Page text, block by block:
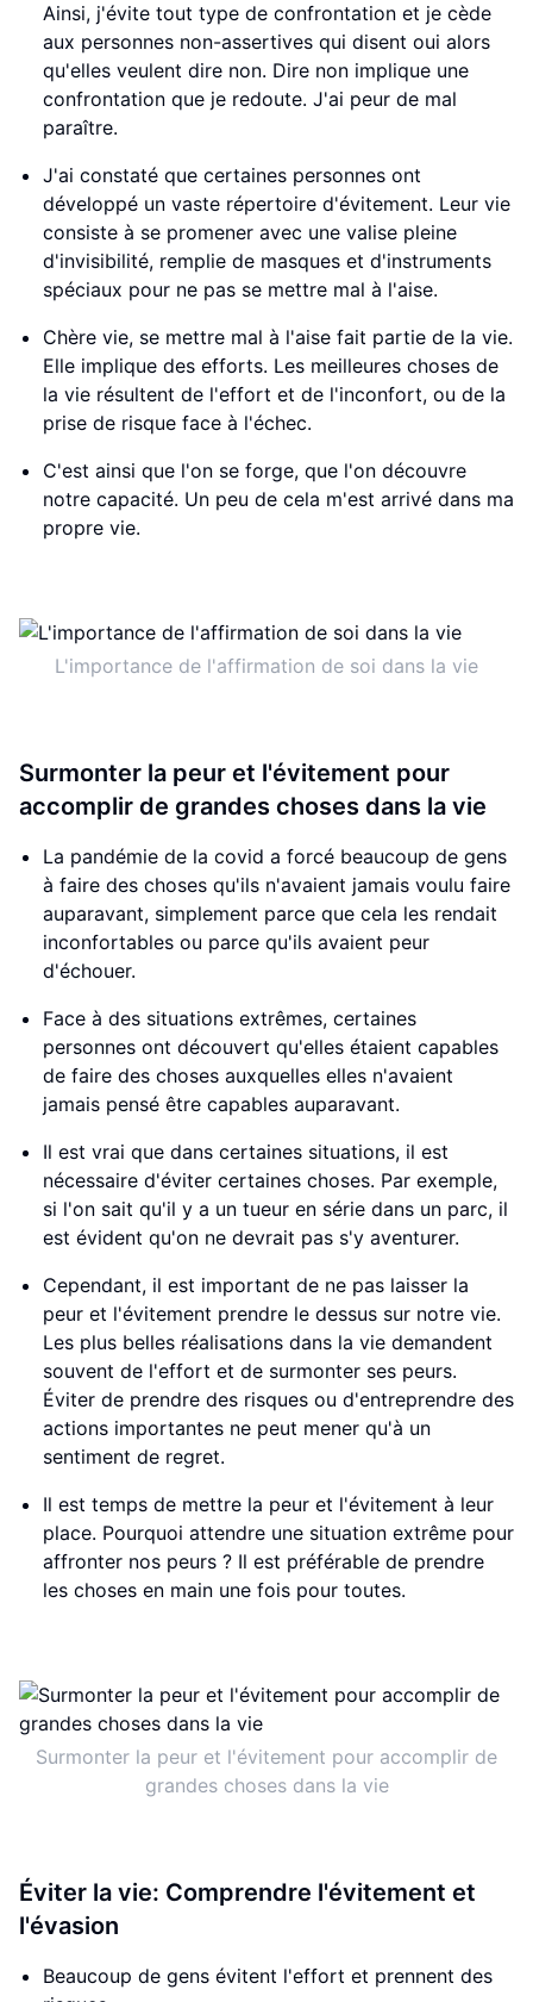
Ainsi, j'évite tout type de confrontation et je cède
aux personnes non-assertives qui disent oui alors
qu'elles veulent dire non. Dire non implique une
confrontation que je redoute. J'ai peur de mal
paraître.
J'ai constaté que certaines personnes ont
développé un vaste répertoire d'évitement. Leur vie
consiste à se promener avec une valise pleine
d'invisibilité, remplie de masques et d'instruments
spéciaux pour ne pas se mettre mal à l'aise.
Chère vie, se mettre mal à l'aise fait partie de la vie.
Elle implique des efforts. Les meilleures choses de
la vie résultent de l'effort et de l'inconfort, ou de la
prise de risque face à l'échec.
C'est ainsi que l'on se forge, que l'on découvre
notre capacité. Un peu de cela m'est arrivé dans ma
propre vie.
L'importance de l'affirmation de soi dans la vie
Surmonter la peur et l'évitement pour
accomplir de grandes choses dans la vie
La pandémie de la covid a forcé beaucoup de gens
à faire des choses qu'ils n'avaient jamais voulu faire
auparavant, simplement parce que cela les rendait
inconfortables ou parce qu'ils avaient peur
d'échouer.
Face à des situations extrêmes, certaines
personnes ont découvert qu'elles étaient capables
de faire des choses auxquelles elles n'avaient
jamais pensé être capables auparavant.
Il est vrai que dans certaines situations, il est
nécessaire d'éviter certaines choses. Par exemple,
si l'on sait qu'il y a un tueur en série dans un parc, il
est évident qu'on ne devrait pas s'y aventurer.
Cependant, il est important de ne pas laisser la
peur et l'évitement prendre le dessus sur notre vie.
Les plus belles réalisations dans la vie demandent
souvent de l'effort et de surmonter ses peurs.
Éviter de prendre des risques ou d'entreprendre des
actions importantes ne peut mener qu'à un
sentiment de regret.
Il est temps de mettre la peur et l'évitement à leur
place. Pourquoi attendre une situation extrême pour
affronter nos peurs ? Il est préférable de prendre
les choses en main une fois pour toutes.
Surmonter la peur et l'évitement pour accomplir de
grandes choses dans la vie
Éviter la vie: Comprendre l'évitement et
l'évasion
Beaucoup de gens évitent l'effort et prennent des